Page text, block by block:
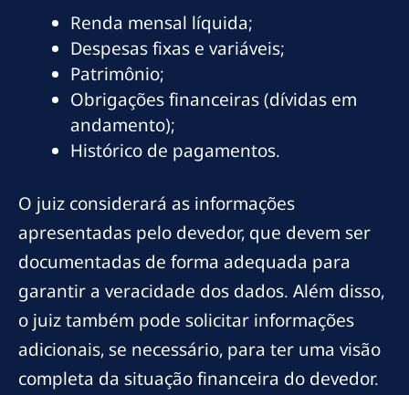
Renda mensal líquida;
Despesas fixas e variáveis;
Patrimônio;
Obrigações financeiras (dívidas em
andamento);
Histórico de pagamentos.
O juiz considerará as informações
apresentadas pelo devedor, que devem ser
documentadas de forma adequada para
garantir a veracidade dos dados. Além disso,
o juiz também pode solicitar informações
adicionais, se necessário, para ter uma visão
completa da situação financeira do devedor.